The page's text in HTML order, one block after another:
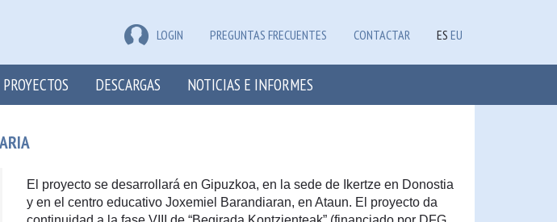
LOGIN PREGUNTAS FRECUENTES CONTACTAR ES EU
PROYECTOS DESCARGAS NOTICIAS E INFORMES
El proyecto se desarrollará en Gipuzkoa, en la sede de Ikertze en Donostia
y en el centro educativo Joxemiel Barandiaran, en Ataun. El proyecto da